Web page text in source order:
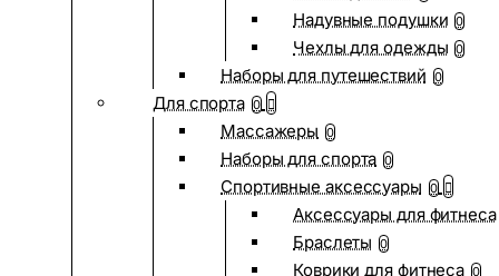
Надувные подушки 0
Чехлы для одежды 0
Наборы для путешествий 0
Для спорта 0
Массажеры 0
Наборы для спорта 0
Спортивные аксессуары 0
Аксессуары для фитнеса
Браслеты 0
Коврики для фитнеса 0